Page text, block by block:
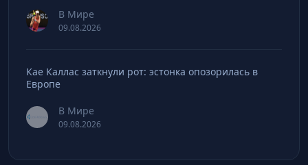
В Мире
09.08.2026
Кае Каллас заткнули рот: эстонка опозорилась в
Европе
В Мире
09.08.2026